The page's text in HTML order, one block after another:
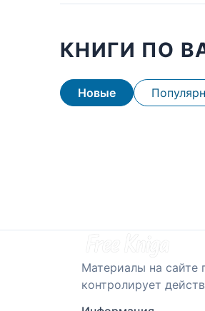
КНИГИ ПО
Новые
Материалы на сайте
контролирует